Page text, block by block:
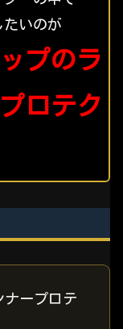
たいのが
プのラ
ロテク
ナープロテ